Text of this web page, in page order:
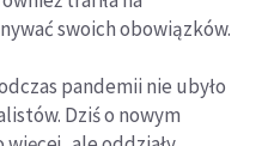
swoich obowiązków.
pandemii nie ubyło
Dziś o nowym